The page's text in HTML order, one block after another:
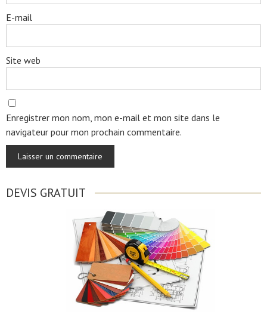
E-mail
Site web
Enregistrer mon nom, mon e-mail et mon site dans le
navigateur pour mon prochain commentaire.
DEVIS GRATUIT